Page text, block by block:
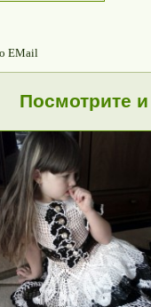
EMail
Посмотрите